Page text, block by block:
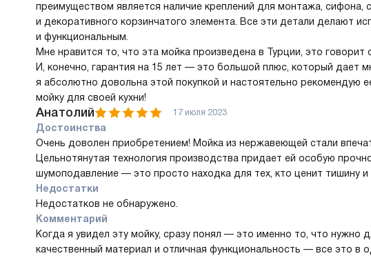
преимуществом является наличие креплений для монтажа, сифона,
и декоративного корзинчатого элемента. Все эти детали делают
и функциональным.
Мне нравится то, что эта мойка произведена в Турции, это
И, конечно, гарантия на 15 лет — это большой плюс, который дает
я абсолютно довольна этой покупкой и настоятельно рекомендую
мойку для своей кухни!
Анатолий 17 июля 2023
Достоинства
Очень доволен приобретением! Мойка из нержавеющей стали
Цельнотянутая технология производства придает ей особую
шумоподавление — это просто находка для тех, кто ценит тишину
Недостатки
Недостатков не обнаружено.
Комментарий
Когда я увидел эту мойку, сразу понял — это именно то, что нужно
качественный материал и отличная функциональность — все это в